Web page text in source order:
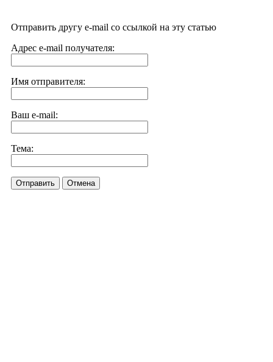
Отправить другу e-mail со ссылкой на эту статью
Адрес e-mail получателя:
Имя отправителя:
Ваш e-mail:
Тема:
Отправить Отмена